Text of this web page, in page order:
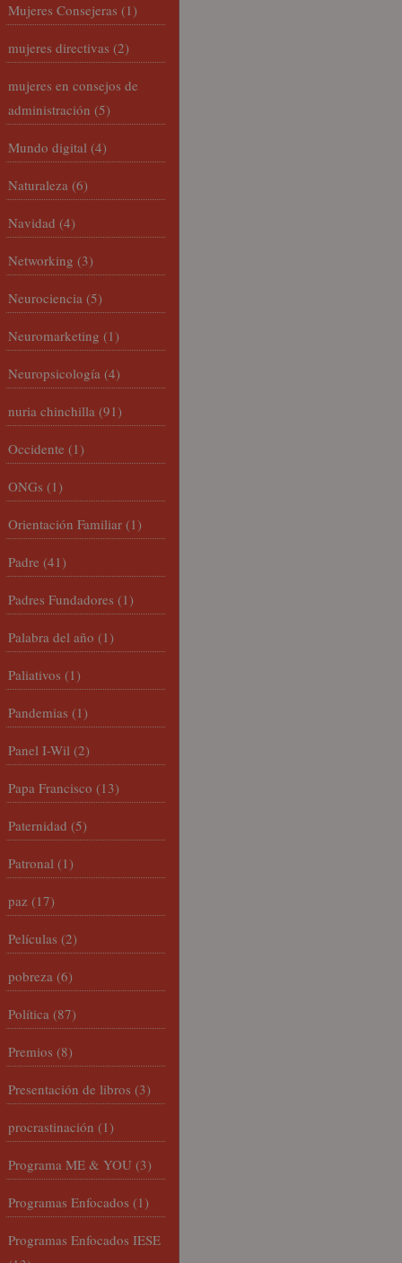
Mujeres Consejeras (1)
mujeres directivas (2)
mujeres en consejos de
administración (5)
Mundo digital (4)
Naturaleza (6)
Navidad (4)
Networking (3)
Neurociencia (5)
Neuromarketing (1)
Neuropsicología (4)
nuria chinchilla (91)
Occidente (1)
ONGs (1)
Orientación Familiar (1)
Padre (41)
Padres Fundadores (1)
Palabra del año (1)
Paliativos (1)
Pandemias (1)
Panel I-Wil (2)
Papa Francisco (13)
Paternidad (5)
Patronal (1)
paz (17)
Películas (2)
pobreza (6)
Política (87)
Premios (8)
Presentación de libros (3)
procrastinación (1)
Programa ME & YOU (3)
Programas Enfocados (1)
Programas Enfocados IESE